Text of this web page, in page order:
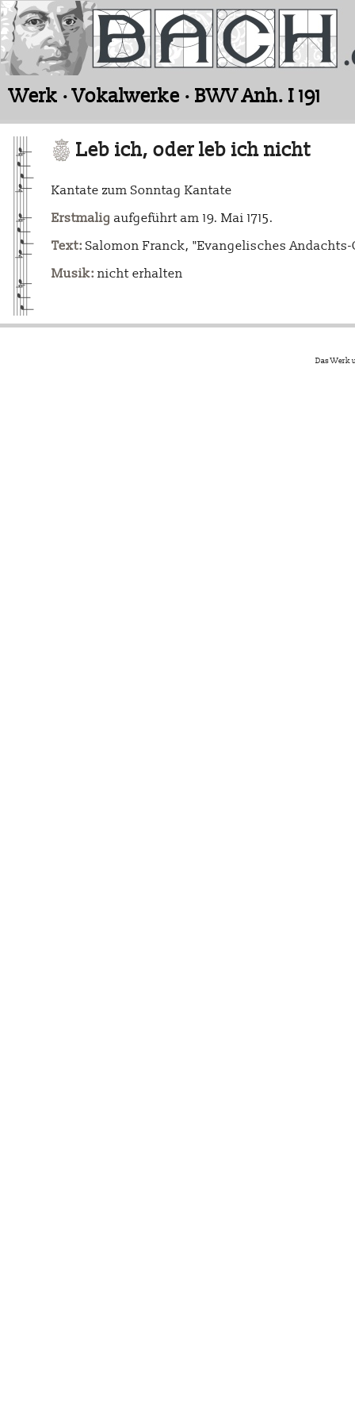
Werk · Vokalwerke · BWV Anh. I 191
Leb ich, oder leb ich nicht
Kantate zum Sonntag Kantate
Erstmalig aufgeführt am 19. Mai 1715.
Text: Salomon Franck, "Evangelisches Andachts-
Musik: nicht erhalten
Das Werk